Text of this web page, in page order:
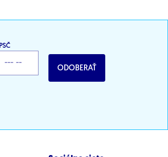
PSČ
ODOBERAŤ